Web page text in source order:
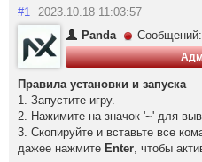
Форум
Вход в аккаунт
#1 2023.10.18 11:03:57
Panda
Правила установки и запуска
1. Запустите игру.
2. Нажимите на значок '~' для
3. Скопируйте и вставьте все
дажее нажмите Enter, чтобы